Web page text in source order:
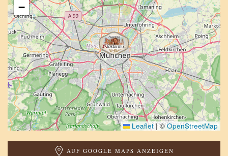
−
Leaflet |©OpenStreetMap
AUF GOOGLE MAPS ANZEIGEN